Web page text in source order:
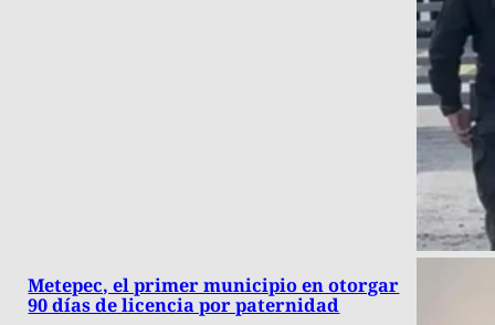
Metepec, el primer municipio en otorgar
90 días de licencia por paternidad